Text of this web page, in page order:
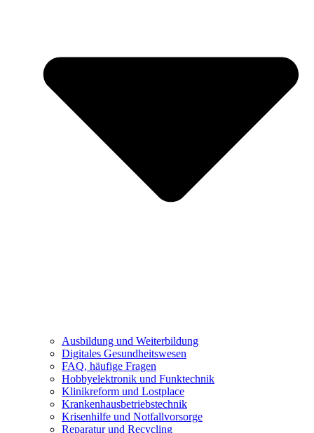
Ausbildung und Weiterbildung
Digitales Gesundheitswesen
FAQ, häufige Fragen
Hobbyelektronik und Funktechnik
Klinikreform und Lostplace
Krankenhausbetriebstechnik
Krisenhilfe und Notfallvorsorge
Reparatur und Recycling